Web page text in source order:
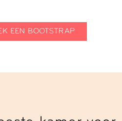
EEN BOOTSTRAP